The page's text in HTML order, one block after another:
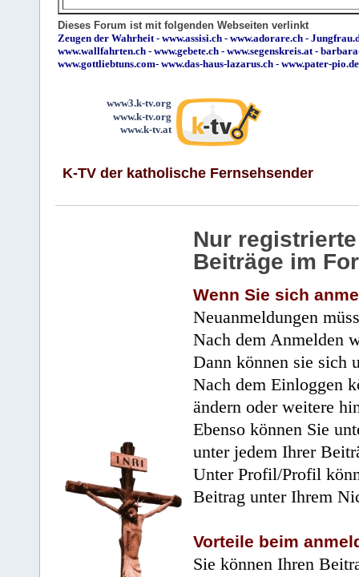
Dieses Forum ist mit folgenden Webseiten verlinkt
Zeugen der Wahrheit- www.assisi.ch - www.adorare.ch -
www.wallfahrten.ch - www.gebete.ch - www.segenskreis.at-
www.gottliebtuns.com- www.das-haus-lazarus.ch - www.pater-pio.de
www3.k-tv.org
www.k-tv.org
www.k-tv.at
K-TV der katholische Fernsehsender
Nur
Beiträge im
Wenn Sie sich
Neuanmeldungen
Nach dem Anmelden
Dann können sie sich
Nach dem Einloggen
ändern oder weitere
Ebenso können Sie
unter jedem Ihrer
Unter Profil/Profil
Beitrag unter Ihrem
Vorteile beim
Sie können Ihren